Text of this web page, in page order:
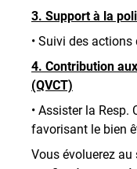
3. Support à la
• Suivi des
4. Contribution
(QVCT)
• Assister la
favorisant le bien
Vous évoluerez